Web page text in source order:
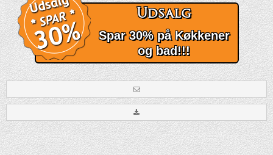
Udsalg
Spar 30% på Køkkener
og bad!!!